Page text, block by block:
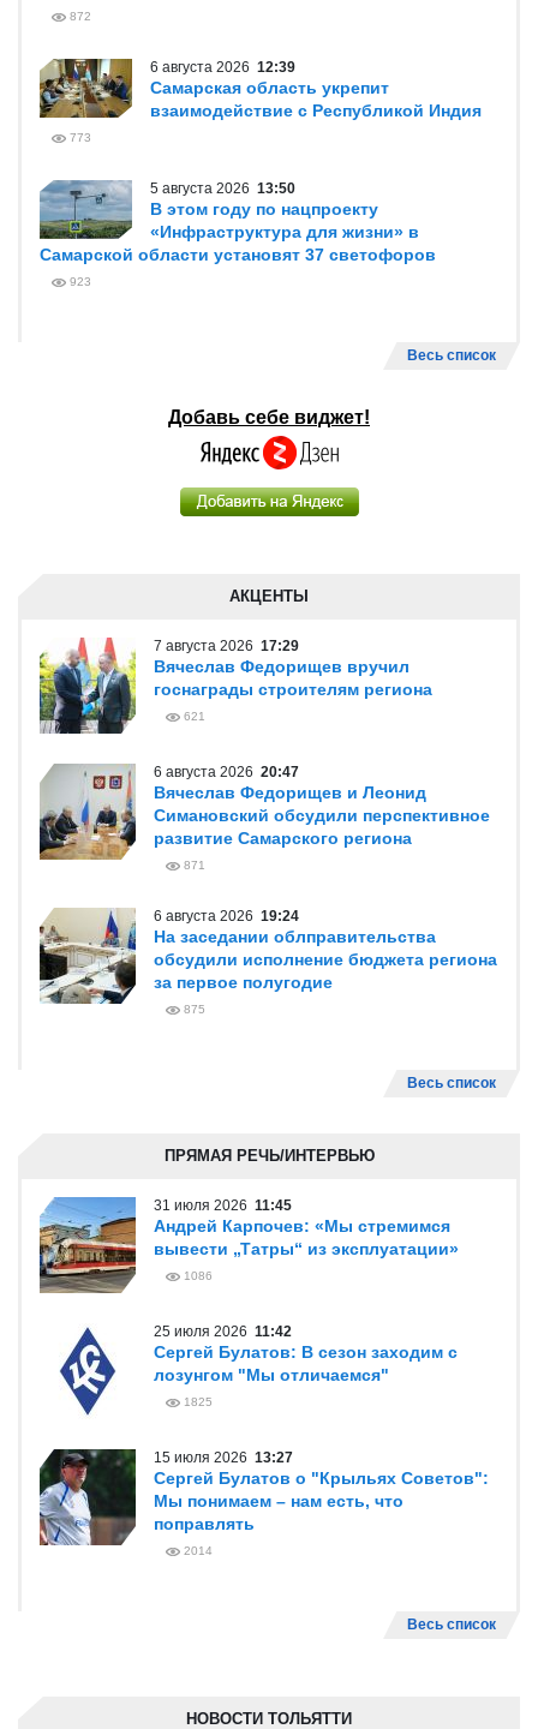
872
6 августа 2026 12:39
Самарская область укрепит
взаимодействие с Республикой Индия
773
5 августа 2026 13:50
В этом году по нацпроекту
«Инфраструктура для жизни» в
Самарской области установят 37 светофоров
923
Весь список
Добавь себе виджет!
АКЦЕНТЫ
7 августа 2026 17:29
Вячеслав Федорищев вручил
госнаграды строителям региона
621
6 августа 2026 20:47
Вячеслав Федорищев и Леонид
Симановский обсудили перспективное
развитие Самарского региона
871
6 августа 2026 19:24
На заседании облправительства
обсудили исполнение бюджета региона
за первое полугодие
875
Весь список
ПРЯМАЯ РЕЧЬ/ИНТЕРВЬЮ
31 июля 2026 11:45
Андрей Карпочев: «Мы стремимся
вывести „Татры“ из эксплуатации»
1086
25 июля 2026 11:42
Сергей Булатов: В сезон заходим с
лозунгом "Мы отличаемся"
1825
15 июля 2026 13:27
Сергей Булатов о "Крыльях Советов":
Мы понимаем – нам есть, что
поправлять
2014
Весь список
НОВОСТИ ТОЛЬЯТТИ